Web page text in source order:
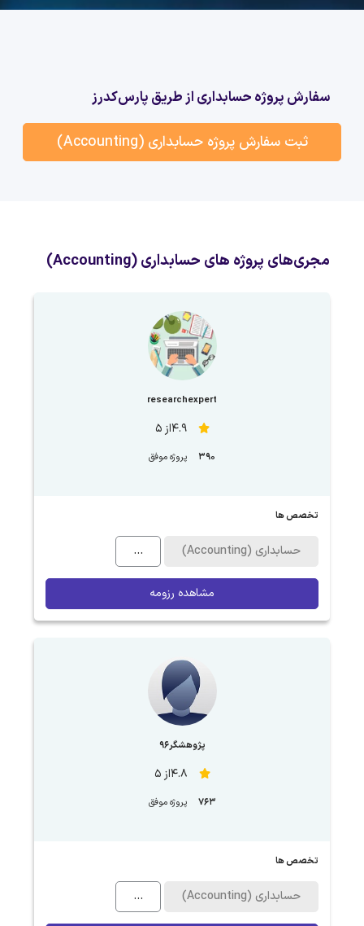
سفارش پروژه حسابداری از طریق پارس‌کدرز
ثبت سفارش پروژه حسابداری (Accounting)
مجری‌های پروژه های حسابداری (Accounting)
researchexpert
4.9از 5
390 پروژه موفق
تخصص ها
حسابداری (Accounting) ...
مشاهده رزومه
پژوهشگر96
4.8از 5
763 پروژه موفق
تخصص ها
حسابداری (Accounting) ...